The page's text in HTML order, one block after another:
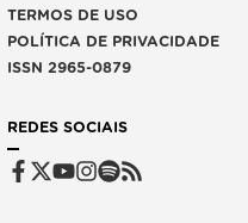
TERMOS DE USO
POLÍTICA DE PRIVACIDADE
ISSN 2965-0879
REDES SOCIAIS